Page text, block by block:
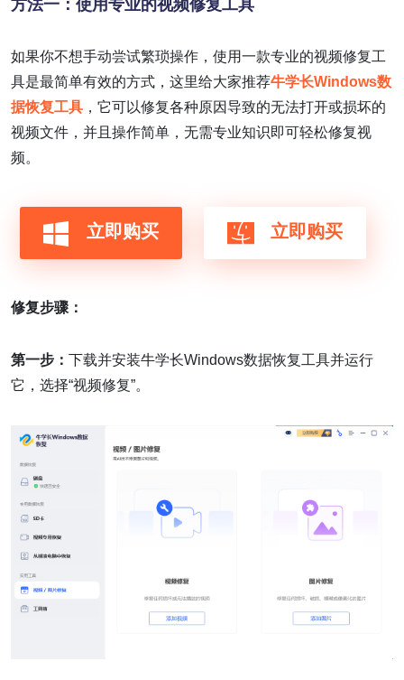
方法一：使用专业的视频修复工具
如果你不想手动尝试繁琐操作，使用一款专业的视频修复工
具是最简单有效的方式，这里给大家推荐牛学长Windows数
据恢复工具 ，它可以修复各种原因导致的无法打开或损坏的
视频文件，并且操作简单，无需专业知识即可轻松修复视
频。
立即购买 立即购买
修复步骤：
第一步： 下载并安装牛学长Windows数据恢复工具并运行
它，选择“视频修复”。